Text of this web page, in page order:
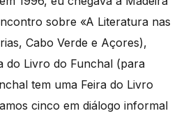
sobre «A Literatura nas
Cabo Verde e Açores),
do Livro do Funchal (para
tem uma Feira do Livro
cinco em diálogo informal